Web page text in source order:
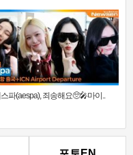
파(aespa), 죄송해요🥺🎤마이..